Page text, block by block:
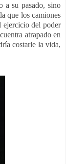
a su pasado, sino
que los camiones
ejercicio del poder
atrapado en
costarle la vida,